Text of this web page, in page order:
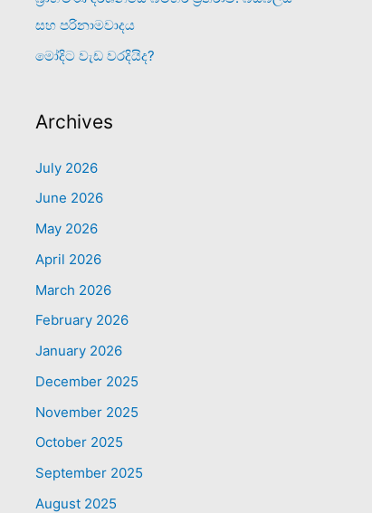
සහ පරිනාමවාදය
මෝදිට වැඩ වරදියිද?
Archives
July 2026
June 2026
May 2026
April 2026
March 2026
February 2026
January 2026
December 2025
November 2025
October 2025
September 2025
August 2025